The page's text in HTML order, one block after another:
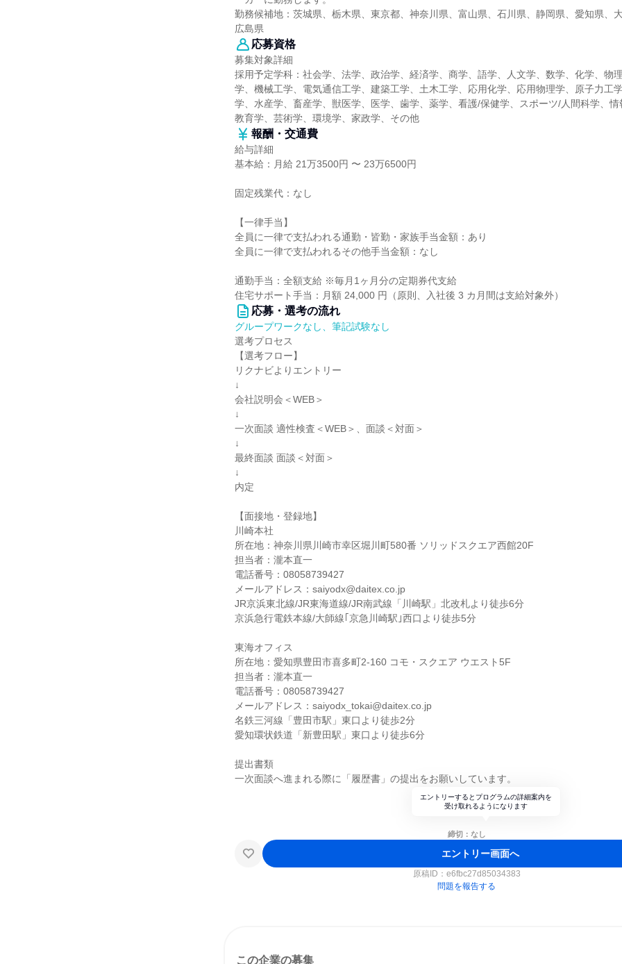
勤務候補地：茨城県、栃木県、東京都、神奈川県、富山県、石川県、静岡県、愛知県、
広島県
応募資格
募集対象詳細
採用予定学科：社会学、法学、政治学、経済学、商学、語学、人文学、数学、化学、物
学、機械工学、電気通信工学、建築工学、土木工学、応用化学、応用物理学、原子力工
学、水産学、畜産学、獣医学、医学、歯学、薬学、看護/保健学、スポーツ/人間科学、
教育学、芸術学、環境学、家政学、その他
報酬・交通費
給与詳細
基本給：月給 21万3500円 〜 23万6500円
固定残業代：なし
【一律手当】
全員に一律で支払われる通勤・皆勤・家族手当金額：あり
全員に一律で支払われるその他手当金額：なし
通勤手当：全額支給 ※毎月1ヶ月分の定期券代支給
住宅サポート手当：月額 24,000 円（原則、入社後 3 カ月間は支給対象外）
応募・選考の流れ
グループワークなし、筆記試験なし
選考プロセス
【選考フロー】
リクナビよりエントリー
↓
会社説明会＜WEB＞
↓
一次面談 適性検査＜WEB＞、面談＜対面＞
↓
最終面談 面談＜対面＞
↓
内定
【面接地・登録地】
川崎本社
所在地：神奈川県川崎市幸区堀川町580番 ソリッドスクエア西館20F
担当者：瀧本直一
電話番号：08058739427
メールアドレス：saiyodx@daitex.co.jp
JR京浜東北線/JR東海道線/JR南武線「川崎駅」北改札より徒歩6分
京浜急行電鉄本線/大師線｢京急川崎駅｣西口より徒歩5分
東海オフィス
所在地：愛知県豊田市喜多町2-160 コモ・スクエア ウエスト5F
担当者：瀧本直一
電話番号：08058739427
メールアドレス：saiyodx_tokai@daitex.co.jp
名鉄三河線「豊田市駅」東口より徒歩2分
愛知環状鉄道「新豊田駅」東口より徒歩6分
提出書類
一次面談へ進まれる際に「履歴書」の提出をお願いしています。
エントリーするとプログラムの詳細案内を
受け取れるようになります
締切：なし
エントリー画面へ
原稿ID： e6fbc27d85034383
問題を報告する
この企業の募集